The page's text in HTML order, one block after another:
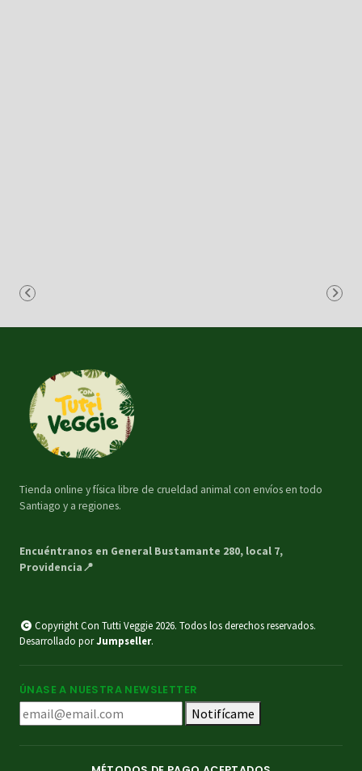
Tienda online y física libre de crueldad animal con envíos en todo
Santiago y a regiones.
Encuéntranos en General Bustamante 280, local 7,
Providencia📍
Copyright Con Tutti Veggie 2026. Todos los derechos reservados.
Desarrollado porJumpseller.
ÚNASE A NUESTRA NEWSLETTER
Notifícame